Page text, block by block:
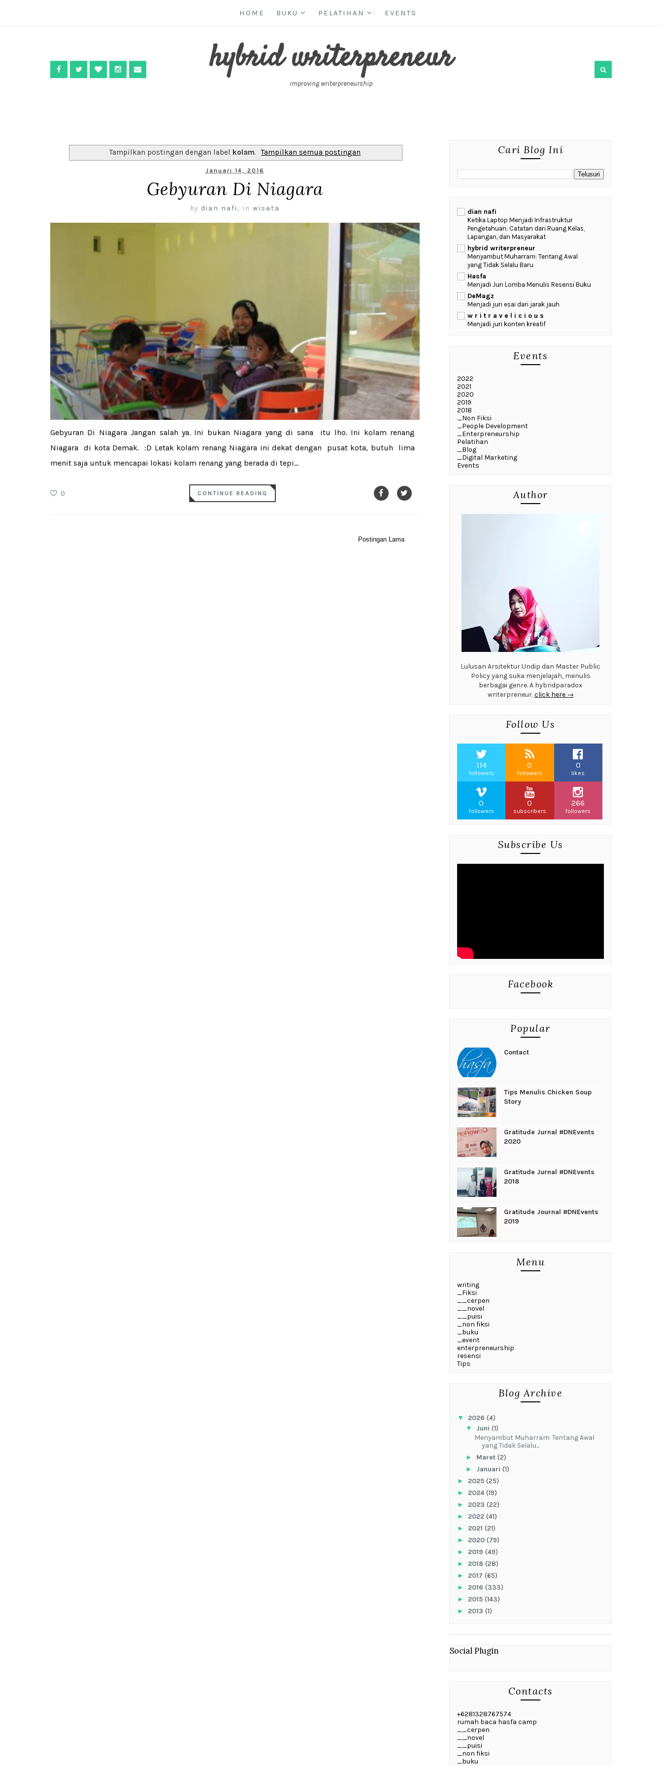
HOME BUKU PELATIHAN EVENTS
hybrid writerpreneur
improving writerpreneurship
Tampilkan postingan dengan label kolam. Tampilkan semua postingan
Januari 14, 2016
Gebyuran Di Niagara
by dian nafi , in wisata
Gebyuran Di Niagara Jangan salah ya. Ini bukan Niagara yang di sana itu lho. Ini kolam renang
Niagara di kota Demak. :D Letak kolam renang Niagara ini dekat dengan pusat kota, butuh lima
menit saja untuk mencapai lokasi kolam renang yang berada di tepi...
0 CONTINUE READING
Postingan Lama
Cari Blog Ini
dian nafi
Ketika Laptop Menjadi Infrastruktur
Pengetahuan: Catatan dari Ruang Kelas,
Lapangan, dan Masyarakat
hybrid writerpreneur
Menyambut Muharram: Tentang Awal
yang Tidak Selalu Baru
Hasfa
Menjadi Juri Lomba Menulis Resensi Buku
DeMagz
Menjadi juri esai dari jarak jauh
w r i t r a v e l i c i o u s
Menjadi juri konten kreatif
Events
2022
2021
2020
2019
2018
_Non Fiksi
_People Development
_Enterpreneurship
Pelatihan
_Blog
_Digital Marketing
Events
Author
Lulusan Arsitektur Undip dan Master Public
Policy yang suka menjelajah, menulis
berbagai genre. A hybridparadox
writerpreneur.click here →
Follow Us
114
followers
0
followers
0
likes
0
followers
0
subscribers
266
followers
Subscribe Us
Facebook
Popular
Contact
Tips Menulis Chicken Soup
Story
Gratitude Jurnal #DNEvents
2020
Gratitude Jurnal #DNEvents
2018
Gratitude Journal #DNEvents
2019
Menu
writing
_Fiksi
__cerpen
__novel
__puisi
_non fiksi
_buku
_event
enterpreneurship
resensi
Tips
Blog Archive
▼ 2026 (4)
▼ Juni (1)
Menyambut Muharram: Tentang Awal
yang Tidak Selalu...
► Maret (2)
► Januari (1)
► 2025 (25)
► 2024(19)
► 2023 (22)
► 2022 (41)
► 2021 (21)
► 2020 (79)
► 2019 (49)
► 2018 (28)
► 2017 (65)
► 2016 (333)
► 2015 (143)
► 2013 (1)
Social Plugin
Contacts
+6281328767574
rumah baca hasfa camp
__cerpen
__novel
__puisi
_non fiksi
_buku